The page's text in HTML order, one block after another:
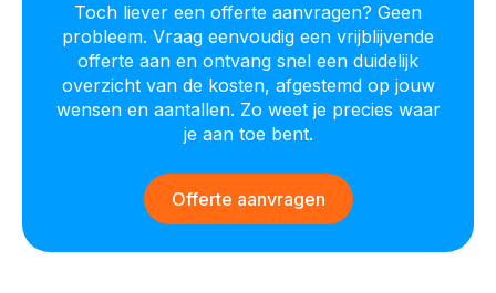
Toch liever een offerte aanvragen? Geen
probleem. Vraag eenvoudig een vrijblijvende
offerte aan en ontvang snel een duidelijk
overzicht van de kosten, afgestemd op jouw
wensen en aantallen. Zo weet je precies waar
je aan toe bent.
Offerte aanvragen